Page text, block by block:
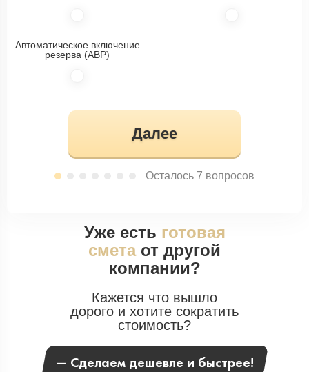
Автоматическое включение
резерва (АВР)
Осталось 7 вопросов
Далее
Уже есть готовая
сметаот другой
компании?
Кажется что вышло
дорого и хотите сократить
стоимость?
— Сделаем дешевле и быстрее!